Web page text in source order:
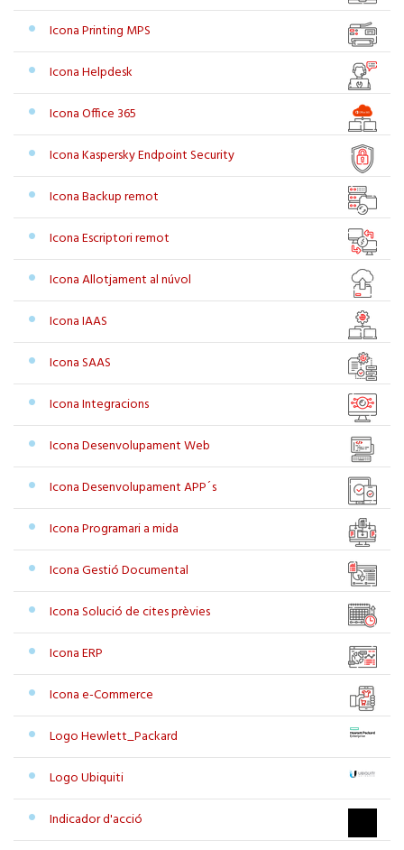
Icona Printing MPS
Icona Helpdesk
Icona Office 365
Icona Kaspersky Endpoint Security
Icona Backup remot
Icona Escriptori remot
Icona Allotjament al núvol
Icona IAAS
Icona SAAS
Icona Integracions
Icona Desenvolupament Web
Icona Desenvolupament APP´s
Icona Programari a mida
Icona Gestió Documental
Icona Solució de cites prèvies
Icona ERP
Icona e-Commerce
Logo Hewlett_Packard
Logo Ubiquiti
Indicador d'acció